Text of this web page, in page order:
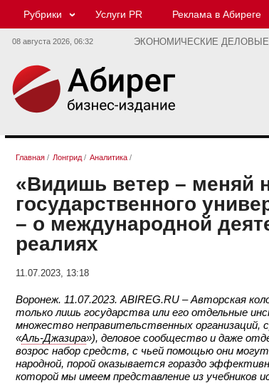
Рубрики Услуги PR Реклама в Абиреге
08 августа 2026, 06:32 ЭКОНОМИЧЕСКИЕ
Главная / Лонгрид / Аналитика /
«Видишь ветер – меняй
государственного
– о международной
реалиях
11.07.2023, 13:18
Воронеж. 11.07.2023. ABIREG.RU – Авторская
только лишь государства или его отдельные
множество неправительственных организаций,
«Аль-Джазира»), деловое сообщество и даже
возрос набор средств, с чьей помощью они
народной, порой оказывается гораздо
которой мы имеем представление из учебников